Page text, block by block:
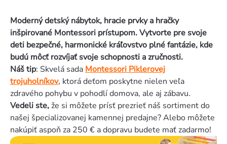
Moderný detský nábytok, hracie prvky a hračky
inšpirované Montessori prístupom. Vytvorte pre svoje
deti bezpečné, harmonické kráľovstvo plné fantázie, kde
budú môcť rozvíjať svoje schopnosti a zručnosti.
Náš tip: Skvelá sada Montessori Piklerovej
trojuholníkov, ktorá deťom poskytne nielen veľa
zdravého pohybu v pohodlí domova, ale aj zábavu.
Vedeli ste,že si môžete prísť prezrieť náš sortiment do
našej špecializovanej kamennej predajne? Alebo môžete
nakúpiť aspoň za 250 € a dopravu budete mať zadarmo!